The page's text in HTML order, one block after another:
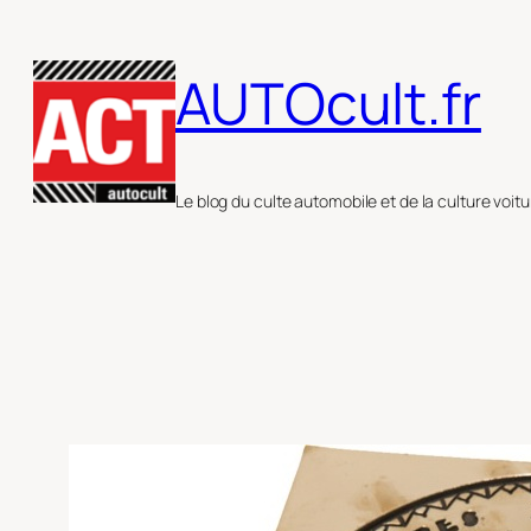
au
contenu
AUTOcult.fr
Le blog du culte automobile et de la culture